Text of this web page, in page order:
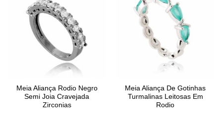
Meia Aliança Rodio Negro
Semi Joia Cravejada
Zirconias
Meia Aliança De Gotinhas
Turmalinas Leitosas Em
Rodio